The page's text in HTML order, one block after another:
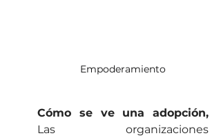
Empoderamiento
Las organizaciones